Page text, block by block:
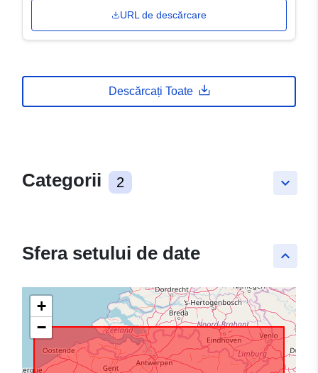
URL de descărcare
Descărcați Toate
keyboard_arrow_down
Categorii 2
keyboard_arrow_up
Sfera setului de date
+
−